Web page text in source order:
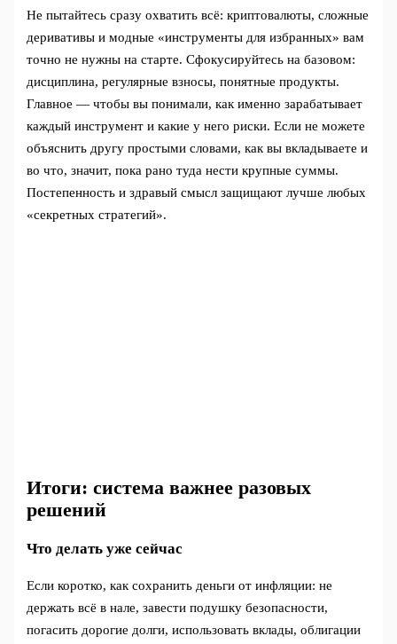
Не пытайтесь сразу охватить всё: криптовалюты, сложные
деривативы и модные «инструменты для избранных» вам
точно не нужны на старте. Сфокусируйтесь на базовом:
дисциплина, регулярные взносы, понятные продукты.
Главное — чтобы вы понимали, как именно зарабатывает
каждый инструмент и какие у него риски. Если не можете
объяснить другу простыми словами, как вы вкладываете и
во что, значит, пока рано туда нести крупные суммы.
Постепенность и здравый смысл защищают лучше любых
«секретных стратегий».
Итоги: система важнее разовых
решений
Что делать уже сейчас
Если коротко, как сохранить деньги от инфляции: не
держать всё в нале, завести подушку безопасности,
погасить дорогие долги, использовать вклады, облигации